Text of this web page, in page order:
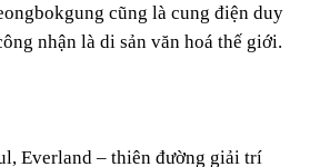
cũng là cung điện duy
nhận là di sản văn hoá thế giới.
Everland – thiên đường giải trí